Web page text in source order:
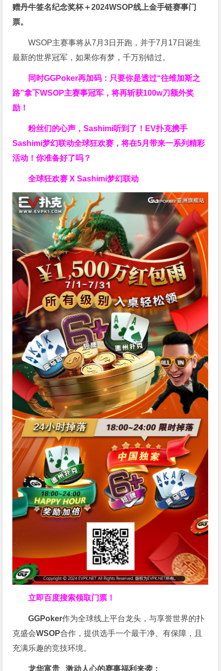
赠丹牛签名纪念奖杯＋2024WSOP线上金手链赛事门
票。
WSOP主赛事将从7月3日开跑，并于7月17日诞生
最新的世界冠军，如果你有梦，千万别错过。
同时GGPoker再加码：只要你是透过“往维加斯之
路”拿下WSOP主赛事冠军，将再斩获100w刀额外奖
励！
粉丝们的心声，Sashimi听到了！EV扑克携手
Sashimi梦幻联动全球狂欢赛，将在5月带来一系列精彩
活动！你准备好了吗？
全球狂欢赛 X Sashimi梦幻联动
立即百度搜索领取门票！
GGPoker作为全球线上平台龙头，与享誉世界的扑
克盛会WSOP合作，提供选手一个最干净、有保障，且
充满乐趣的竞技环境。
龙华富贵 激动人心的赛事福利来袭：